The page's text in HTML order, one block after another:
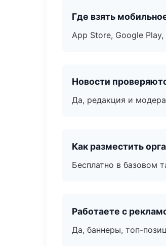
Где взять
App Store, Google Play,
Новости
Да, редакция и
Как разместить
Бесплатно в базовом
Работаете с
Да, баннеры, топ-